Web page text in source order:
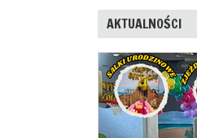
AKTUALNOŚCI